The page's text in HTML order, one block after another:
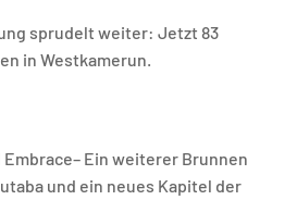
sprudelt weiter: Jetzt 83
in Westkamerun.
Embrace– Ein weiterer Brunnen
und ein neues Kapitel der